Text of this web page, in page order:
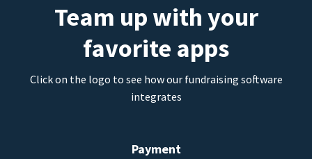
Team up with your
favorite apps
Click on the logo to see how our fundraising software
integrates
Payment